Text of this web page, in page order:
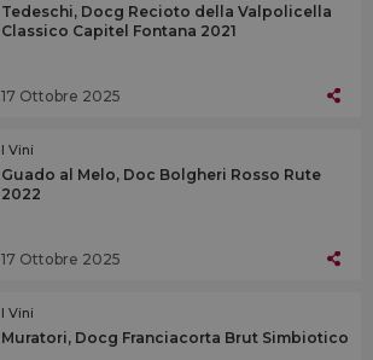
Tedeschi, Docg Recioto della Valpolicella
Classico Capitel Fontana 2021
17 Ottobre 2025
I Vini
Guado al Melo, Doc Bolgheri Rosso Rute
2022
17 Ottobre 2025
I Vini
Muratori, Docg Franciacorta Brut Simbiotico